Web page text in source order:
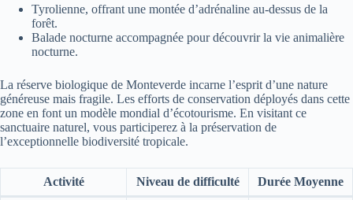
Tyrolienne, offrant une montée d’adrénaline au-dessus de la
forêt.
Balade nocturne accompagnée pour découvrir la vie animalière
nocturne.
La réserve biologique de Monteverde incarne l’esprit d’une nature
généreuse mais fragile. Les efforts de conservation déployés dans cette
zone en font un modèle mondial d’écotourisme. En visitant ce
sanctuaire naturel, vous participerez à la préservation de
l’exceptionnelle biodiversité tropicale.
Activité Niveau de difficulté Durée Moyenne